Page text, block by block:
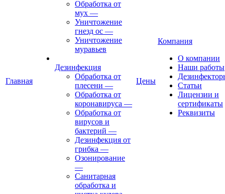
Главная
Обработка от
мух —
Уничтожение
гнезд ос —
Уничтожение
муравьев
Дезинфекция
Обработка от
плесени —
Обработка от
коронавируса —
Обработка от
вирусов и
бактерий —
Дезинфекция от
грибка —
Озонирование
—
Санитарная
обработка и
Цены
Компания
О компании
Наши работы
Статьи
Лицензии и
сертификаты
Реквизиты